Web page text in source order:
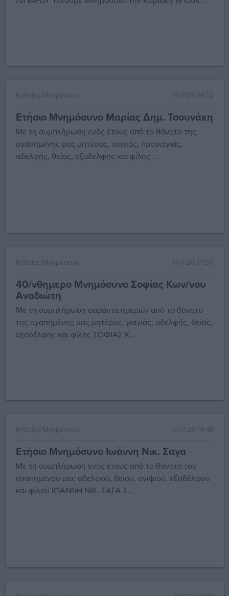
Κηδείες/Μνημόσυνα 14/7/26 14:52
Ετήσιο Μνημόσυνο Μαρίας Δημ. Τσουνάκη
Με τη συμπλήρωση ενός έτους από το θάνατο της
αγαπημένης μας μητέρας, γιαγιάς, προγιαγιάς,
αδελφής, θείας, εξαδέλφης και φίλης ...
Κηδείες/Μνημόσυνα 14/7/26 14:50
40/νθημερο Μνημόσυνο Σοφίας Κων/νου
Αναδιώτη
Με τη συμπλήρωση σαράντα ημερών από το θάνατο
της αγαπημένης μας μητέρας, γιαγιάς, αδελφής, θείας,
εξαδέλφης και φίλης ΣΟΦΙΑΣ Κ...
Κηδείες/Μνημόσυνα 14/7/26 14:48
Ετήσιο Μνημόσυνο Ιωάννη Νικ. Σαγα
Με τη συμπλήρωση ενός έτους από το θάνατο του
αγαπημένου μας αδελφού, θείου, ανιψιού, εξαδέλφου
και φίλου ΙΩΑΝΝΗ ΝΙΚ. ΣΑΓΑ Σ...